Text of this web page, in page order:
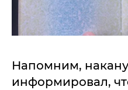
Напомним,
информировал,